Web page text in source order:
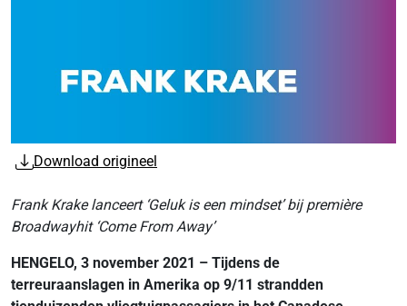
Download origineel
Frank Krake lanceert ‘Geluk is een mindset’ bij première
Broadwayhit ‘Come From Away’
HENGELO, 3 november 2021 – Tijdens de
terreuraanslagen in Amerika op 9/11 strandden